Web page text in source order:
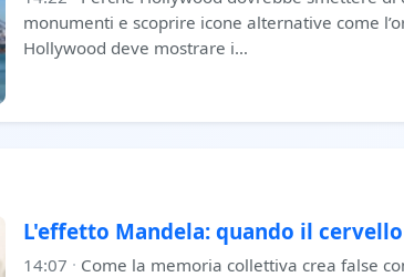
monumenti e scoprire icone alternative come
Hollywood deve mostrare i…
L'effetto Mandela: quando il
14:07 · Come la memoria collettiva crea false